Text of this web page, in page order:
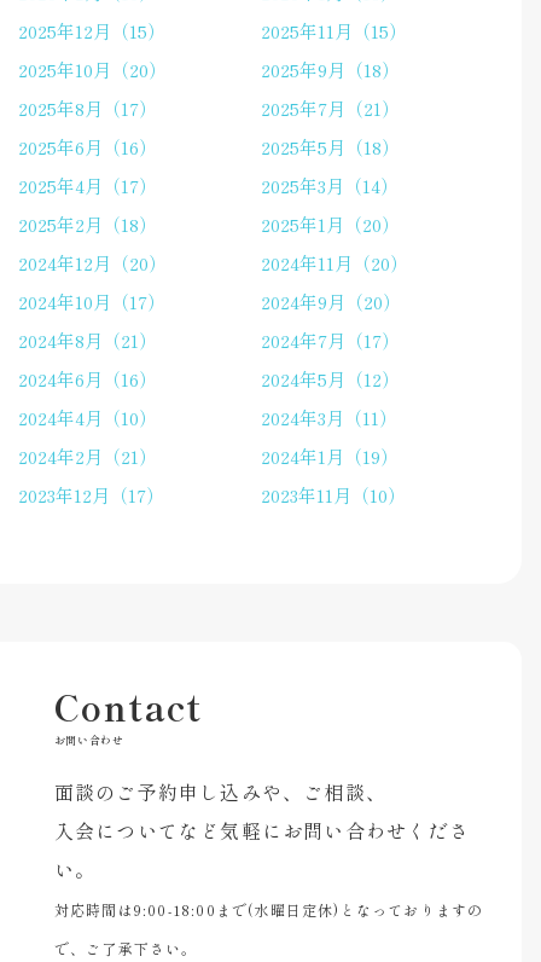
2025年12月（15）
2025年11月（15）
2025年10月（20）
2025年9月（18）
2025年8月（17）
2025年7月（21）
2025年6月（16）
2025年5月（18）
2025年4月（17）
2025年3月（14）
2025年2月（18）
2025年1月（20）
2024年12月（20）
2024年11月（20）
2024年10月（17）
2024年9月（20）
2024年8月（21）
2024年7月（17）
2024年6月（16）
2024年5月（12）
2024年4月（10）
2024年3月（11）
2024年2月（21）
2024年1月（19）
2023年12月（17）
2023年11月（10）
Contact
お問い合わせ
面談のご予約申し込みや、ご相談、
入会についてなど気軽にお問い合わせくださ
い。
対応時間は9:00-18:00まで(水曜日定休)となっておりますの
で、ご了承下さい。